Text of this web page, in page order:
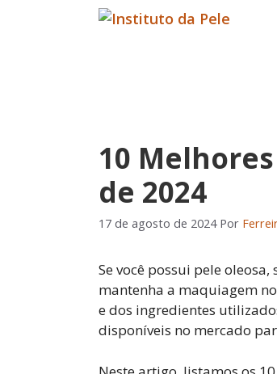
10
de 2024
17 de agosto de 2024 Por
Se você possui pele
mantenha a maquiagem
e dos ingredientes
disponíveis no mercado